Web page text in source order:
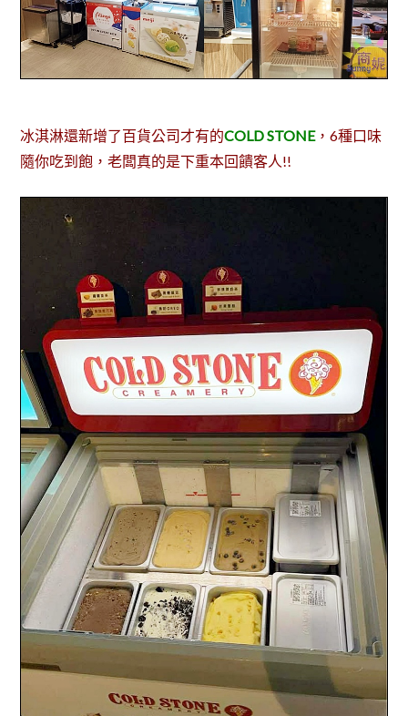
冰淇淋還新增了百貨公司才有的COLD STONE，6種口味
隨你吃到飽，老闆真的是下重本回饋客人!!